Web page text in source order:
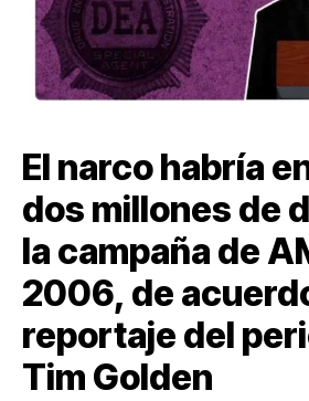
El narco habría
dos millones de
la campaña de
2006, de
reportaje del
Tim Golden